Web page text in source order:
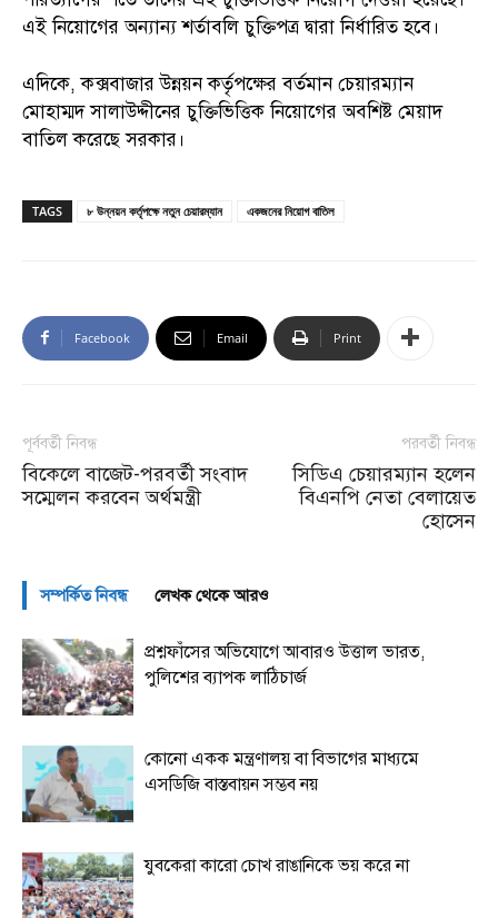
এই নিয়োগের অন্যান্য শর্তাবলি চুক্তিপত্র দ্বারা নির্ধারিত হবে।
এদিকে, কক্সবাজার উন্নয়ন কর্তৃপক্ষের বর্তমান চেয়ারম্যান
মোহাম্মদ সালাউদ্দীনের চুক্তিভিত্তিক নিয়োগের অবশিষ্ট মেয়াদ
বাতিল করেছে সরকার।
TAGS ৮ উন্নয়ন কর্তৃপক্ষে নতুন চেয়ারম্যান একজনের নিয়োগ বাতিল
Facebook Email Print
পূর্ববর্তী নিবন্ধ
বিকেলে বাজেট-পরবর্তী সংবাদ
সম্মেলন করবেন অর্থমন্ত্রী
পরবর্তী নিবন্ধ
সিডিএ চেয়ারম্যান হলেন
বিএনপি নেতা বেলায়েত
হোসেন
সম্পর্কিত নিবন্ধ লেখক থেকে আরও
প্রশ্নফাঁসের অভিযোগে আবারও উত্তাল ভারত,
পুলিশের ব্যাপক লাঠিচার্জ
কোনো একক মন্ত্রণালয় বা বিভাগের মাধ্যমে
এসডিজি বাস্তবায়ন সম্ভব নয়
যুবকেরা কারো চোখ রাঙানিকে ভয় করে না